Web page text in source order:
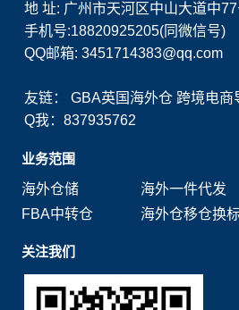
地 址: 广州市天河区中山大道中
手机号:18820925205(同微信号)
QQ邮箱: 3451714383@qq.com
友链：GBA英国海外仓 跨境电商
Q我：837935762
业务范围
海外仓储
海外一件代发
FBA中转仓
海外仓移仓换
关注我们